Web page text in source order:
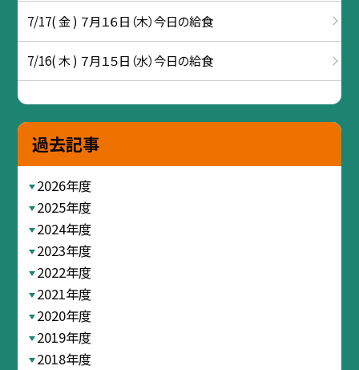
7/17( 金 ) ７月１６日（木）今日の給食
7/16( 木 ) ７月１５日（水）今日の給食
過去記事
2026年度
2025年度
2024年度
2023年度
2022年度
2021年度
2020年度
2019年度
2018年度